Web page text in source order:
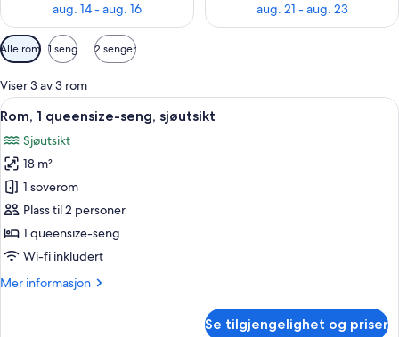
aug. 14 - aug. 16
aug. 21 - aug. 23
Tilgjengelige
filtre
for
rom
Alle rom 1 seng 2 senger
Viser 3 av 3 rom
Åpne
alle
bildene
av
Rom,
1
queensize-
seng,
Rom, 1 queensize-seng, sjøutsikt |
6
Rom, 1 queensize-seng, sjøutsikt
Sjøutsikt
18 m²
1 soverom
Plass til 2 personer
1 queensize-seng
Wi-fi inkludert
Mer informasjon
Mer
Se tilgjengelighet og priser